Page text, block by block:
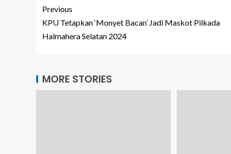
Previous
KPU Tetapkan ‘Monyet Bacan’ Jadi Maskot Pilkada
Halmahera Selatan 2024
MORE STORIES